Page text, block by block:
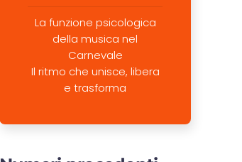
La funzione psicologica
della musica nel
Carnevale
Il ritmo che unisce, libera
e trasforma